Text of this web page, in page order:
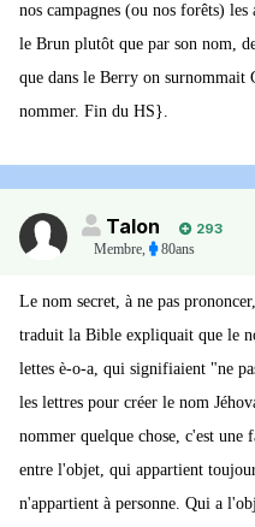
nos campagnes (ou nos forêts)
le Brun plutôt que par son nom,
que dans le Berry on surnommait
nommer. Fin du HS}.
Talon
293
Membre, 80ans
Le nom secret, à ne pas
traduit la Bible expliquait que le
lettes è-o-a, qui signifiaient "ne
les lettres pour créer le nom
nommer quelque chose, c'est une
entre l'objet, qui appartient
n'appartient à personne. Qui a